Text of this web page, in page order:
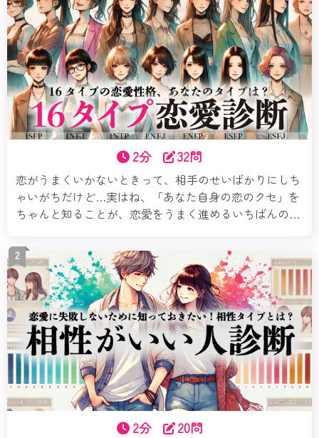
2分 32問
恋がうまくいかないときって、相手のせいばかりにしち
ゃいがちだけど…実はね、「あなた自身の恋のクセ」を
ちゃんと知ることが、恋愛をうまく進めるいちばんの近
の恋愛傾向・相性の良し悪しなどさまざまな切り口で解
き明かすわ。本当の“あなたらしい恋”を、今ここから見
つけていきましょ。
2
2分 20問